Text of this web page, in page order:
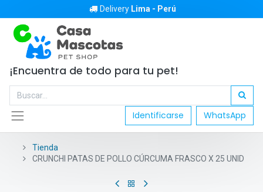
Delivery Lima - Perú
¡Encuentra de todo para tu pet!
Identificarse WhatsApp
Tienda
CRUNCHI PATAS DE POLLO CÚRCUMA FRASCO X 25 UNID